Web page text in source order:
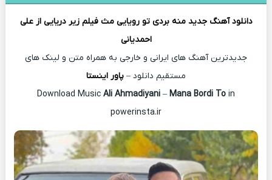
دانلود آهنگ جدید منه بردی تو رویایی مث فیلم زیر دریایی ازعلی
احمدیانی
جدیدترین آهنگ های ایرانی و خارجی به همراه متن و لینک های
مستقیم دانلود – پاور اینستا
Ali Ahmadiyani– Mana Bordi To in
powerinsta.ir